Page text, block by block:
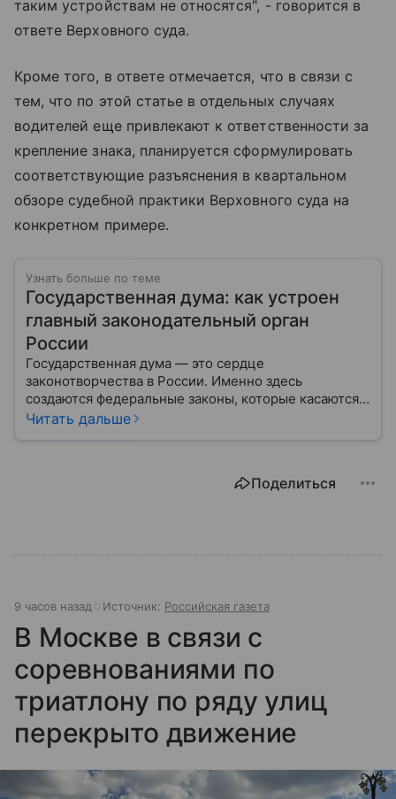
таким устройствам не относятся", - говорится в
ответе Верховного суда.
Кроме того, в ответе отмечается, что в связи с
тем, что по этой статье в отдельных случаях
водителей еще привлекают к ответственности за
крепление знака, планируется сформулировать
соответствующие разъяснения в квартальном
обзоре судебной практики Верховного суда на
конкретном примере.
Узнать больше по теме
Государственная дума: как устроен
главный законодательный орган
России
Государственная дума — это сердце
законотворчества в России. Именно здесь
создаются федеральные законы, которые касаются
жизни каждого гражданина: от образования и
Читать дальше
Поделиться
9 часов назад Источник: Российская газета
В Москве в связи с
соревнованиями по
триатлону по ряду улиц
перекрыто движение